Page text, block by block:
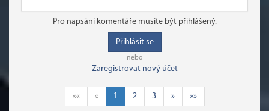
Pro napsání komentáře musíte být přihlášený.
Přihlásit se
nebo
Zaregistrovat nový účet
«« « 1 2 3 » »»